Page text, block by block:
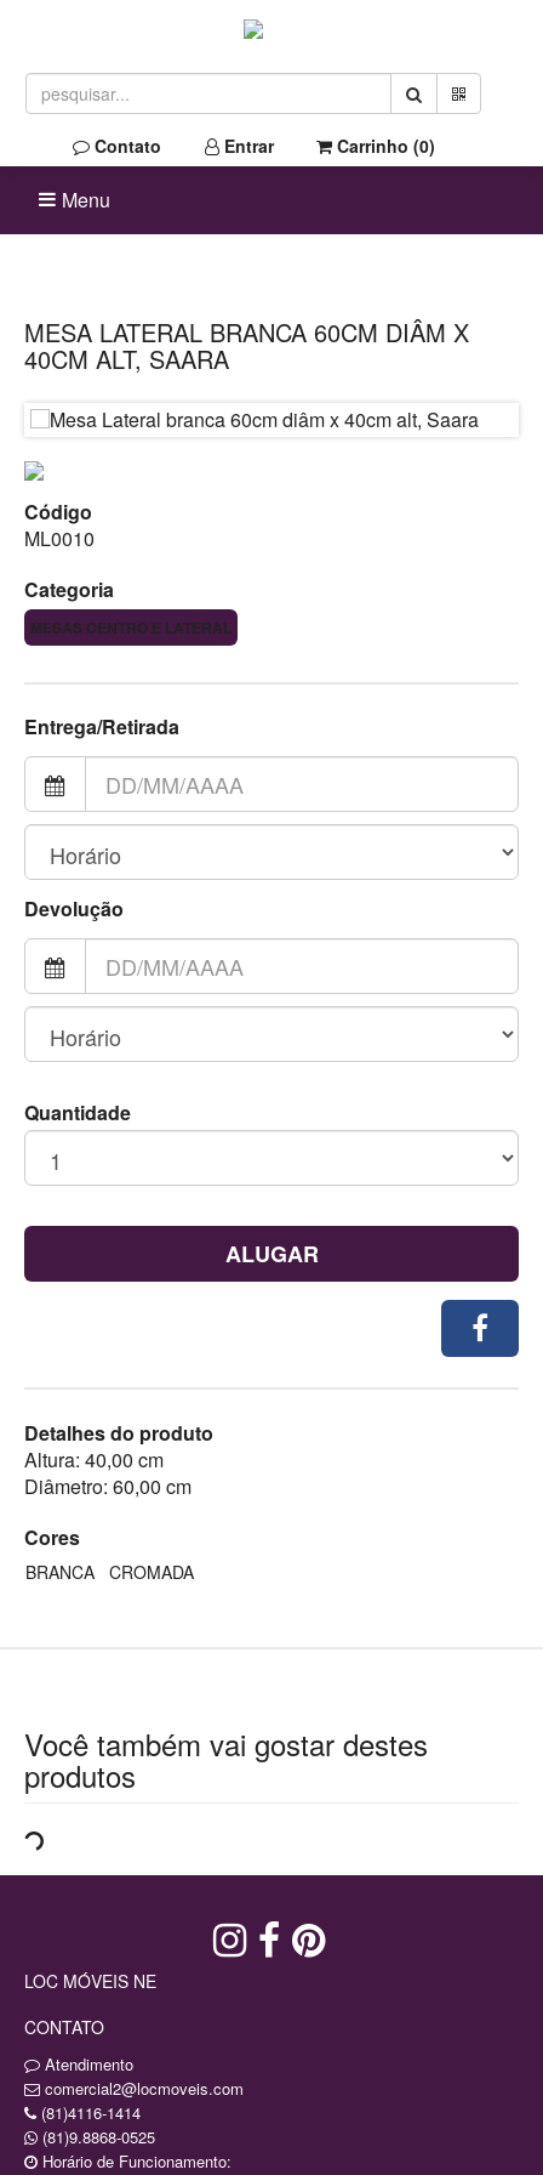
Contato Entrar Carrinho (0)
Menu
MESA LATERAL BRANCA 60CM DIÂM X
40CM ALT, SAARA
Código
ML0010
Categoria
MESAS CENTRO E LATERAL
Entrega/Retirada
Devolução
Quantidade
ALUGAR
Detalhes do produto
Altura: 40,00 cm
Diâmetro: 60,00 cm
Cores
BRANCA CROMADA
Você também vai gostar destes
produtos
LOC MÓVEIS NE
CONTATO
Atendimento
comercial2@locmoveis.com
(81)4116-1414
(81)9.8868-0525
Horário de Funcionamento: